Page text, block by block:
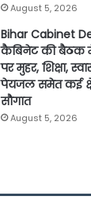
August 5, 2026
Bihar Cabinet
कैबिनेट की बैठक में
पर मुहर, शिक्षा,
पेयजल समेत कई
सौगात
August 5, 2026